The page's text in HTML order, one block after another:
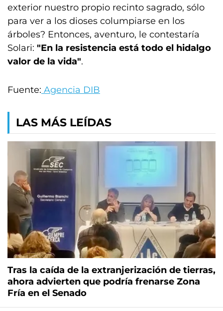
exterior nuestro propio recinto sagrado, sólo
para ver a los dioses columpiarse en los
árboles? Entonces, aventuro, le contestaría
Solari: "En la resistencia está todo el hidalgo
valor de la vida".
Fuente: Agencia DIB
LAS MÁS LEÍDAS
Tras la caída de la extranjerización de tierras,
ahora advierten que podría frenarse Zona
Fría en el Senado